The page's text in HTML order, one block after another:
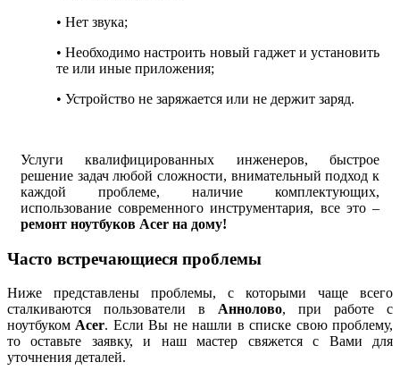
• Нет звука;
• Необходимо настроить новый гаджет и установить
те или иные приложения;
• Устройство не заряжается или не держит заряд.
Услуги квалифицированных инженеров, быстрое
решение задач любой сложности, внимательный подход к
каждой проблеме, наличие комплектующих,
использование современного инструментария, все это –
ремонт ноутбуков Acer на дому!
Часто встречающиеся проблемы
Ниже представлены проблемы, с которыми чаще всего
сталкиваются пользователи в Аннолово, при работе с
ноутбуком Acer. Если Вы не нашли в списке свою проблему,
то оставьте заявку, и наш мастер свяжется с Вами для
уточнения деталей.